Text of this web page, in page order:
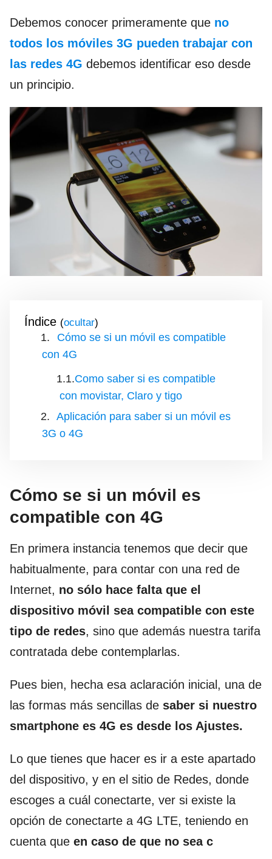
Debemos conocer primeramente que no
todos los móviles 3G pueden trabajar con
las redes 4G debemos identificar eso desde
un principio.
Índice ( )
Cómo se si un móvil es compatible
con 4G
Como saber si es compatible
con movistar, Claro y tigo
Aplicación para saber si un móvil es
3G o 4G
Cómo se si un móvil es
compatible con 4G
En primera instancia tenemos que decir que
habitualmente, para contar con una red de
Internet, no sólo hace falta que el
dispositivo móvil sea compatible con este
tipo de redes, sino que además nuestra tarifa
contratada debe contemplarlas.
Pues bien, hecha esa aclaración inicial, una de
las formas más sencillas de saber si nuestro
smartphone es 4G es desde los Ajustes.
Lo que tienes que hacer es ir a este apartado
del dispositivo, y en el sitio de Redes, donde
escoges a cuál conectarte, ver si existe la
opción de conectarte a 4G LTE, teniendo en
cuenta que en caso de que no sea c